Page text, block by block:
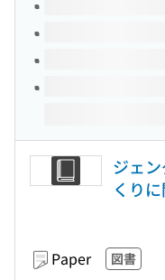
ジェ
くり
Paper 図書